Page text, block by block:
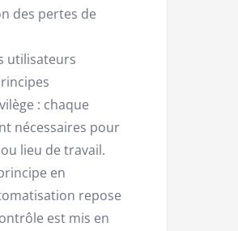
des pertes de
utilisateurs
: chaque
nécessaires pour
lieu de travail.
en
repose
est mis en